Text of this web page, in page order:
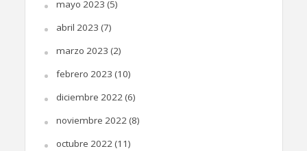
mayo 2023 (5)
abril 2023 (7)
marzo 2023 (2)
febrero 2023 (10)
diciembre 2022(6)
noviembre 2022(8)
octubre 2022(11)